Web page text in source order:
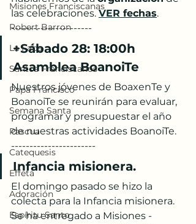
Misiones Franciscanas
Robert Barron
La Faba
Santos Franciscanos
Papa Francisco
Semana Santa
Pascua
Catequesis
Effetá
Adoración
Espíritu Santo
las celebraciones. VER fechas.
----------------------
+Sábado 28: 18:00h
Asamblea BoanoiTe
Nuestros jóvenes de BoaxenTe y
BoanoiTe se reunirán para evaluar,
programar y presupuestar el año
de nuestras actividades BoanoiTe.
-----------------------
Infancia misionera.
El domingo pasado se hizo la
colecta para la Infancia misionera.
Se ha entregado a Misiones -